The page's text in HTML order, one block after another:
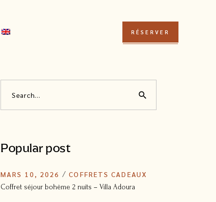
RÉSERVER
search
Popular post
MARS 10, 2026 COFFRETS CADEAUX
Coffret séjour bohème 2 nuits – Villa Adoura